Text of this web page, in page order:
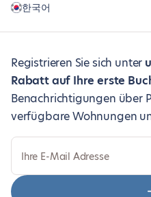
한국어
Registrieren Sie sich unter
Rabatt auf Ihre erste
Benachrichtigungen über
verfügbare Wohnungen
Ihre E-Mail Adresse